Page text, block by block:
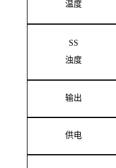
Temp
温度
SS
浊度
输出